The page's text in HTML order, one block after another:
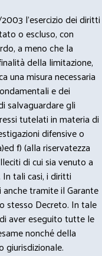
l’esercizio dei diritti
o escluso, con
a meno che la
della limitazione,
una misura necessaria
e dei
salvaguardare gli
tutelati in materia di
difensive o
f) (alla riservatezza
di cui sia venuto a
tali casi, i diritti
tramite il Garante
stesso Decreto. In tale
aver eseguito tutte le
nonché della
giurisdizionale.